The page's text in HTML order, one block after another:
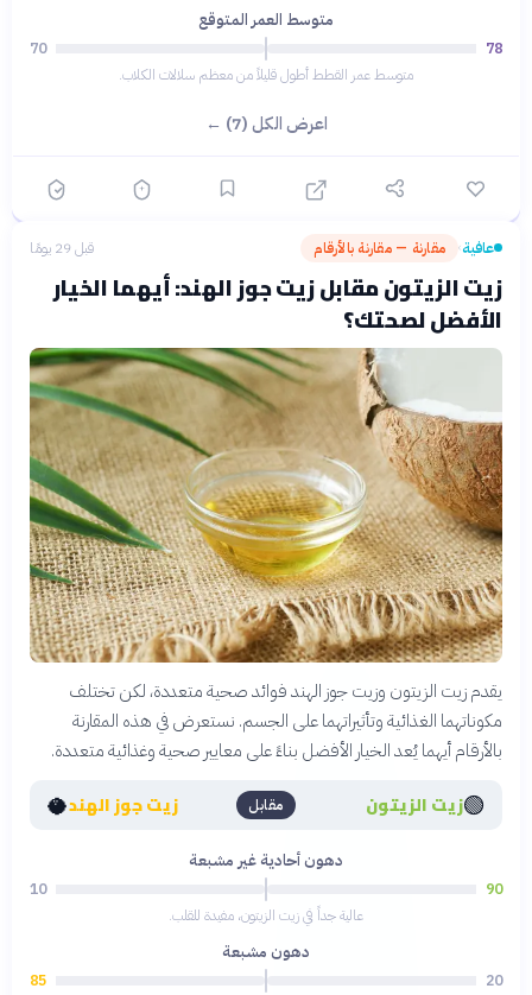
متوسط العمر المتوقع
78
70
متوسط عمر القطط أطول قليلاً من معظم سلالات الكلاب.
اعرض الكل (7) ←
عافية› مقارنة — مقارنة بالأرقام قبل 29 يومًا
زيت الزيتون مقابل زيت جوز الهند: أيهما الخيار
الأفضل لصحتك؟
يقدم زيت الزيتون وزيت جوز الهند فوائد صحية متعددة، لكن تختلف
مكوناتهما الغذائية وتأثيراتهما على الجسم. نستعرض في هذه المقارنة
بالأرقام أيهما يُعد الخيار الأفضل بناءً على معايير صحية وغذائية متعددة.
🟢زيت الزيتون مقابل زيت جوز الهند🥥
دهون أحادية غير مشبعة
90
10
عالية جداً في زيت الزيتون، مفيدة للقلب.
دهون مشبعة
20
85